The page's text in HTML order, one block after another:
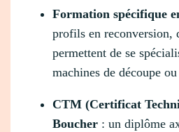
Formation spécifique
profils en reconversion,
permettent de se
machines de découpe
CTM (Certificat
Boucher : un diplôme